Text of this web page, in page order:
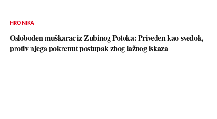
HRONIKA
Oslobođen muškarac iz Zubinog Potoka: Priveden kao svedok,
protiv njega pokrenut postupak zbog lažnog iskaza